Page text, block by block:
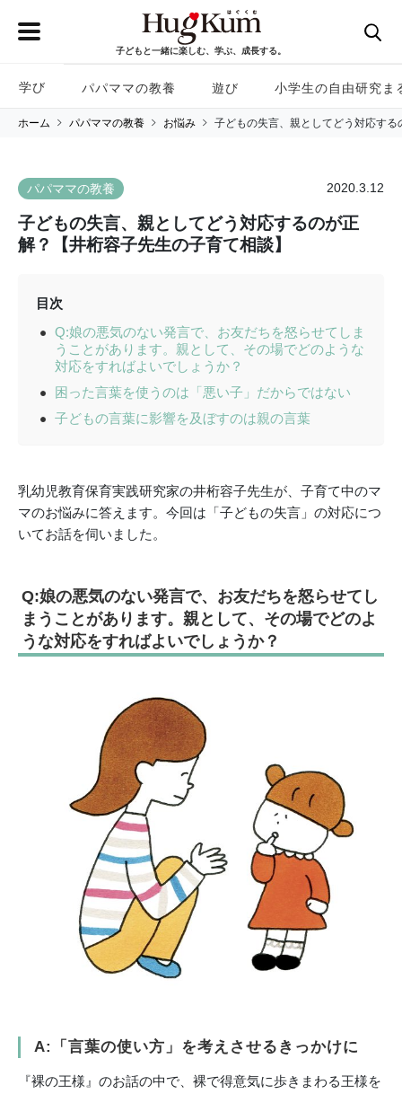
子どもと一緒に楽しむ、学ぶ、成長する。
学び パパママの教養 遊び 小学生の自由研究ま
ホーム パパママの教養 お悩み 子どもの失言、親としてどう対応す
パパママの教養 2020.3.12
子どもの失言、親としてどう対応するのが正
解？【井桁容子先生の子育て相談】
目次
Q:娘の悪気のない発言で、お友だちを怒らせてしま
うことがあります。親として、その場でどのような
対応をすればよいでしょうか？
困った言葉を使うのは「悪い子」だからではない
子どもの言葉に影響を及ぼすのは親の言葉
乳幼児教育保育実践研究家の井桁容子先生が、子育て中のマ
マのお悩みに答えます。今回は「子どもの失言」の対応につ
いてお話を伺いました。
Q:娘の悪気のない発言で、お友だちを怒らせてし
まうことがあります。親として、その場でどのよ
うな対応をすればよいでしょうか？
A: 「言葉の使い方」を考えさせるきっかけに
『裸の王様』のお話の中で、裸で得意気に歩きまわる王様を